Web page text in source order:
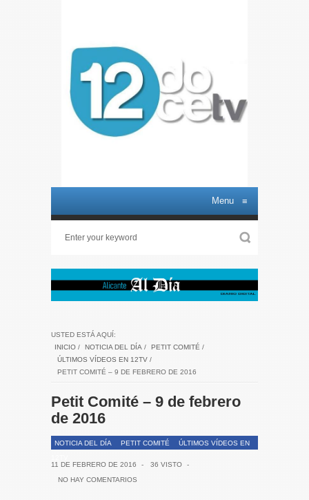
Menu ≡
USTED ESTÁ AQUÍ:
INICIO / NOTICIA DEL DÍA / PETIT COMITÉ /
ÚLTIMOS VÍDEOS EN 12TV /
PETIT COMITÉ – 9 DE FEBRERO DE 2016
Petit Comité – 9 de febrero
de 2016
NOTICIA DEL DÍA PETIT COMITÉ
ÚLTIMOS VÍDEOS EN
11 DE FEBRERO DE 2016
- 36 VISTO
-
NO HAY COMENTARIOS